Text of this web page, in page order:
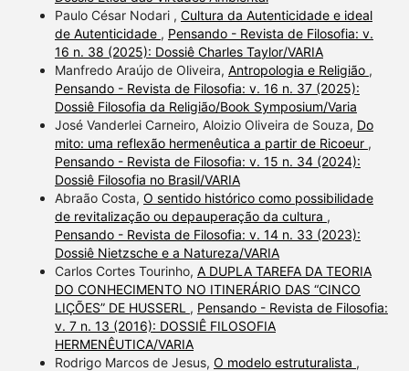
Paulo César Nodari , Cultura da Autenticidade e ideal
de Autenticidade , Pensando - Revista de Filosofia: v.
16 n. 38 (2025): Dossiê Charles Taylor/VARIA
Manfredo Araújo de Oliveira, Antropologia e Religião ,
Pensando - Revista de Filosofia: v. 16 n. 37 (2025):
Dossiê Filosofia da Religião/Book Symposium/Varia
José Vanderlei Carneiro, Aloizio Oliveira de Souza, Do
mito: uma reflexão hermenêutica a partir de Ricoeur ,
Pensando - Revista de Filosofia: v. 15 n. 34 (2024):
Dossiê Filosofia no Brasil/VARIA
Abraão Costa, O sentido histórico como possibilidade
de revitalização ou depauperação da cultura ,
Pensando - Revista de Filosofia: v. 14 n. 33 (2023):
Dossiê Nietzsche e a Natureza/VARIA
Carlos Cortes Tourinho, A DUPLA TAREFA DA TEORIA
DO CONHECIMENTO NO ITINERÁRIO DAS “CINCO
LIÇÕES” DE HUSSERL , Pensando - Revista de Filosofia:
v. 7 n. 13 (2016): DOSSIÊ FILOSOFIA
HERMENÊUTICA/VARIA
Rodrigo Marcos de Jesus, O modelo estruturalista ,